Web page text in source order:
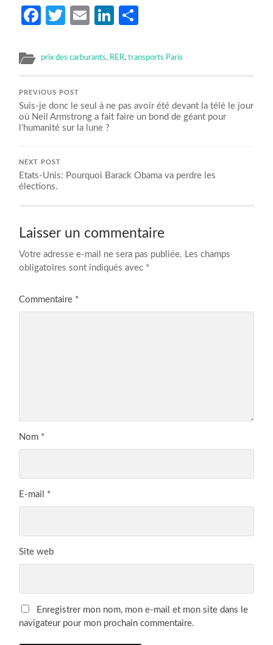
Facebook
Twitter
EmailLinkedIn
prix des carburants, RER,transports Paris
PREVIOUS POST
Suis-je donc le seul à ne pas avoir été devant la télé le jour
où Neil Armstrong a fait faire un bond de géant pour
l’humanité sur la lune ?
NEXT POST
Etats-Unis: Pourquoi Barack Obama va perdre les
élections.
Laisser un commentaire
Votre adresse e-mail ne sera pas publiée. Les champs
obligatoires sont indiqués avec *
Commentaire *
Nom *
E-mail *
Site web
Enregistrer mon nom, mon e-mail et mon site dans le
navigateur pour mon prochain commentaire.